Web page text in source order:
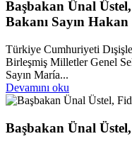
Başbakan Ünal
Bakanı Sayın
Türkiye Cumhuriyeti
Birleşmiş Milletler Genel
Sayın María...
Devamını oku
Başbakan Ünal